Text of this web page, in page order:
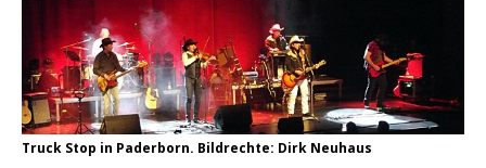
Truck Stop in Paderborn. Bildrechte: Dirk Neuhaus